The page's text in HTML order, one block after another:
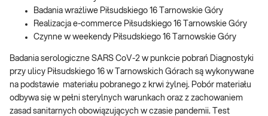
Badania wrażliwe Piłsudskiego 16 Tarnowskie Góry
Realizacja e-commerce Piłsudskiego 16 Tarnowskie Góry
Czynne w weekendy Piłsudskiego 16 Tarnowskie Góry
Badania serologiczne SARS CoV-2 w punkcie pobrań Diagnostyki
przy ulicy Piłsudskiego 16 w Tarnowskich Górach są wykonywane
na podstawie materiału pobranego z krwi żylnej. Pobór materiału
odbywa się w pełni sterylnych warunkach oraz z zachowaniem
zasad sanitarnych obowiązujących w czasie pandemii. Test